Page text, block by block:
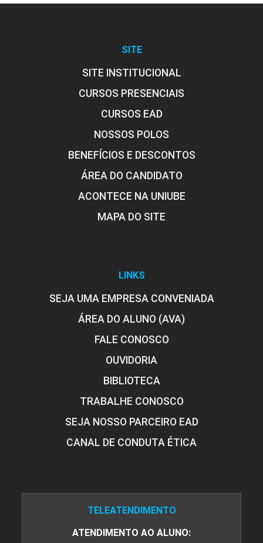
SITE
SITE INSTITUCIONAL
CURSOS PRESENCIAIS
CURSOS EAD
NOSSOS POLOS
BENEFÍCIOS E DESCONTOS
ÁREA DO CANDIDATO
ACONTECE NA UNIUBE
MAPA DO SITE
LINKS
SEJA UMA EMPRESA CONVENIADA
ÁREA DO ALUNO (AVA)
FALE CONOSCO
OUVIDORIA
BIBLIOTECA
TRABALHE CONOSCO
SEJA NOSSO PARCEIRO EAD
CANAL DE CONDUTA ÉTICA
TELEATENDIMENTO
ATENDIMENTO AO ALUNO: